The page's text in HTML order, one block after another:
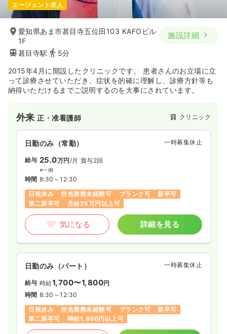
エージェント求人
愛知県あま市甚目寺五位田103 KAFOビル
1F
甚目寺駅
5分
施設詳細
2015年4月に開設したクリニックです。 患者さんのお立場に立
って診療させていただき、症状を的確に理解し、診療方針等も
納得いただけるまでご説明するのを大事にされています。
外来正・准看護師 クリニック
日勤のみ（常勤） 一時募集休止
給与 25.0万円 /月 賞与2回
※一例
時間 8:30～12:30
日祝休み
担当業務未経験可 ブランク可
新卒可
第二新卒可
月給25万円以上可
気になる 詳細を見る
日勤のみ（パート） 一時募集休止
給与 時給1,700〜1,800円
時間 8:30～12:30
日祝休み
担当業務未経験可 ブランク可
新卒可
第二新卒可
時給1,800円以上可